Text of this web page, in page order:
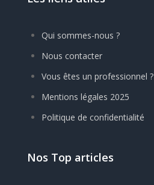
Qui sommes-nous ?
Nous contacter
Vous êtes un professionnel ?
Mentions légales 2025
Politique de confidentialité
Nos Top articles